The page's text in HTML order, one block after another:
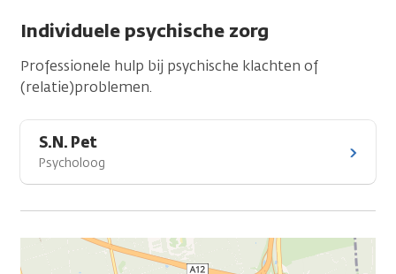
Individuele psychische zorg
Professionele hulp bij psychische klachten of
(relatie)problemen.
S.N. Pet
Psycholoog